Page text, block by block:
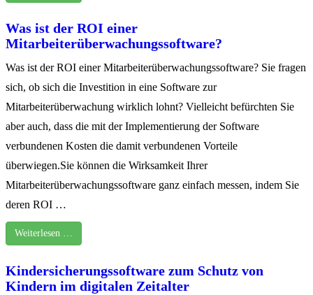
Was ist der ROI einer
Mitarbeiterüberwachungssoftware?
Was ist der ROI einer Mitarbeiterüberwachungssoftware? Sie fragen
sich, ob sich die Investition in eine Software zur
Mitarbeiterüberwachung wirklich lohnt? Vielleicht befürchten Sie
aber auch, dass die mit der Implementierung der Software
verbundenen Kosten die damit verbundenen Vorteile
überwiegen.Sie können die Wirksamkeit Ihrer
Mitarbeiterüberwachungssoftware ganz einfach messen, indem Sie
deren ROI …
Weiterlesen …
Kindersicherungssoftware zum Schutz von
Kindern im digitalen Zeitalter